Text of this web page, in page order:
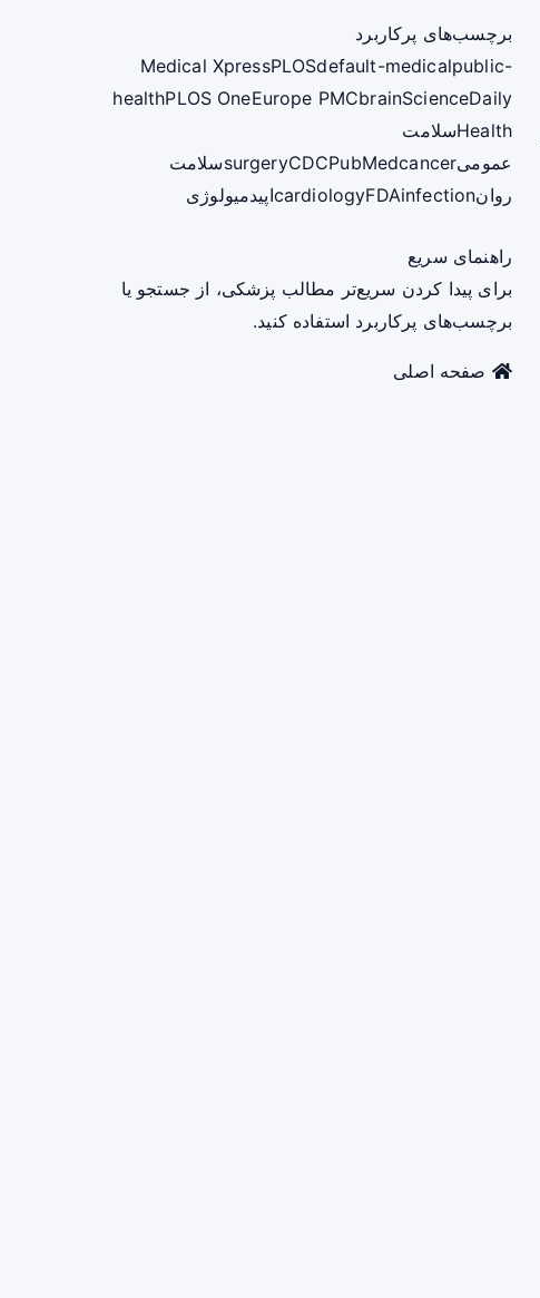
برچسب‌های پرکاربرد
Medical XpressPLOSdefault-medicalpublic-
healthPLOS OneEurope PMCbrainScienceDaily
Healthسلامت
عمومی
surgeryCDCPubMedcancer
سلامت
روان
cardiologyFDAinfection اپیدمیولوژی
راهنمای سریع
برای پیدا کردن سریع‌تر مطالب پزشکی، از جستجو یا
برچسب‌های پرکاربرد استفاده کنید.
صفحه اصلی